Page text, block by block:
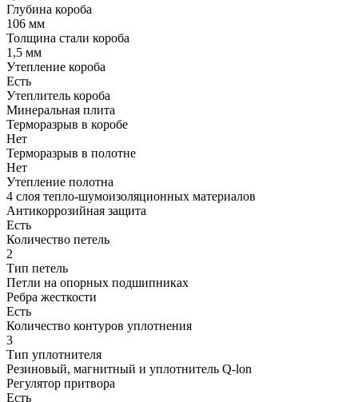
Глубина короба
106 мм
Толщина стали короба
1,5 мм
Утепление короба
Есть
Утеплитель короба
Минеральная плита
Терморазрыв в коробе
Нет
Терморазрыв в полотне
Нет
Утепление полотна
4 слоя тепло-шумоизоляционных материалов
Антикоррозийная защита
Есть
Количество петель
2
Тип петель
Петли на опорных подшипниках
Ребра жесткости
Есть
Количество контуров уплотнения
3
Тип уплотнителя
Резиновый, магнитный и уплотнитель Q-lon
Регулятор притвора
Есть